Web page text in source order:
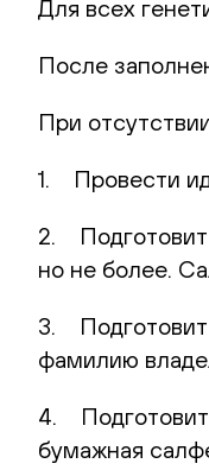
Для всех
После
При
1. Провести
2.
но не более.
3.
фамилию
4.
бумажная